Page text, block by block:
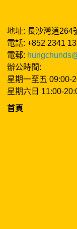
地址: 長沙灣道264
電話: +852 2341
電郵:
辦公時間:
星期一至五 09:00-
星期六日 11:00-
首頁